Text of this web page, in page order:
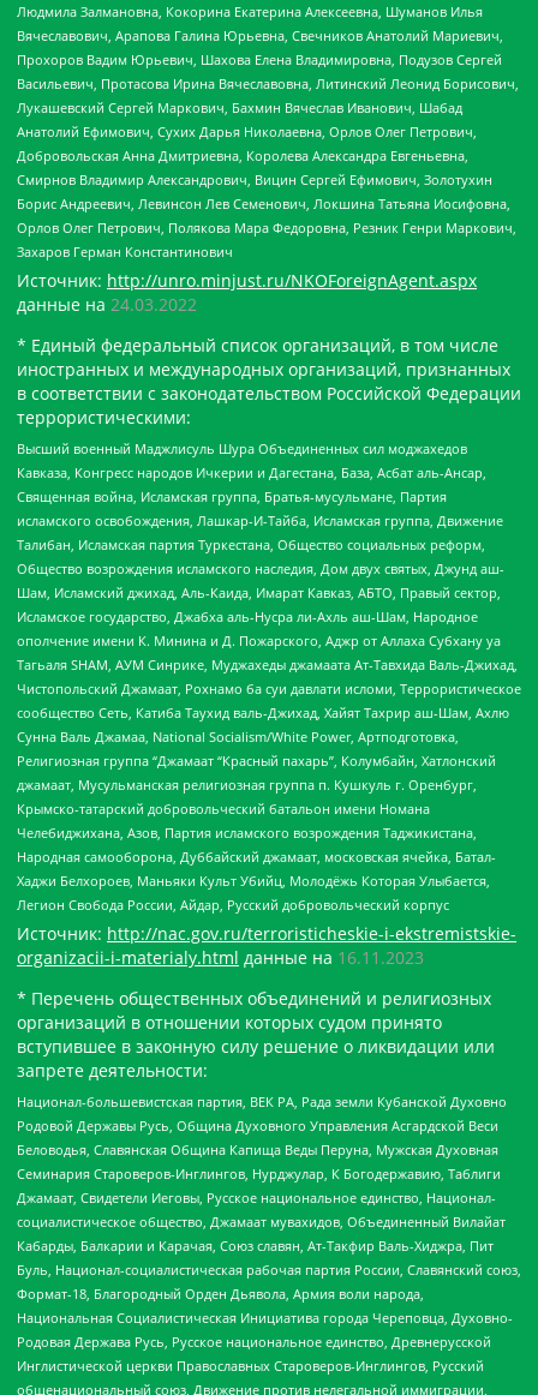
Людмила Залмановна, Кокорина Екатерина Алексеевна, Шуманов Илья
Вячеславович, Арапова Галина Юрьевна, Свечников Анатолий Мариевич,
Прохоров Вадим Юрьевич, Шахова Елена Владимировна, Подузов Сергей
Васильевич, Протасова Ирина Вячеславовна, Литинский Леонид Борисович,
Лукашевский Сергей Маркович, Бахмин Вячеслав Иванович, Шабад
Анатолий Ефимович, Сухих Дарья Николаевна, Орлов Олег Петрович,
Добровольская Анна Дмитриевна, Королева Александра Евгеньевна,
Смирнов Владимир Александрович, Вицин Сергей Ефимович, Золотухин
Борис Андреевич, Левинсон Лев Семенович, Локшина Татьяна Иосифовна,
Орлов Олег Петрович, Полякова Мара Федоровна, Резник Генри Маркович,
Захаров Герман Константинович
Источник: http://unro.minjust.ru/NKOForeignAgent.aspx
данные на 24.03.2022
* Единый федеральный список организаций, в том числе
иностранных и международных организаций, признанных
в соответствии с законодательством Российской Федерации
террористическими:
Высший военный Маджлисуль Шура Объединенных сил моджахедов
Кавказа, Конгресс народов Ичкерии и Дагестана, База, Асбат аль-Ансар,
Священная война, Исламская группа, Братья-мусульмане, Партия
исламского освобождения, Лашкар-И-Тайба, Исламская группа, Движение
Талибан, Исламская партия Туркестана, Общество социальных реформ,
Общество возрождения исламского наследия, Дом двух святых, Джунд аш-
Шам, Исламский джихад, Аль-Каида, Имарат Кавказ, АБТО, Правый сектор,
Исламское государство, Джабха аль-Нусра ли-Ахль аш-Шам, Народное
ополчение имени К. Минина и Д. Пожарского, Аджр от Аллаха Субхану уа
Тагьаля SHAM, АУМ Синрике, Муджахеды джамаата Ат-Тавхида Валь-Джихад,
Чистопольский Джамаат, Рохнамо ба суи давлати исломи, Террористическое
сообщество Сеть, Катиба Таухид валь-Джихад, Хайят Тахрир аш-Шам, Ахлю
Сунна Валь Джамаа, National Socialism/White Power, Артподготовка,
Религиозная группа “Джамаат “Красный пахарь”, Колумбайн, Хатлонский
джамаат, Мусульманская религиозная группа п. Кушкуль г. Оренбург,
Крымско-татарский добровольческий батальон имени Номана
Челебиджихана, Азов, Партия исламского возрождения Таджикистана,
Народная самооборона, Дуббайский джамаат, московская ячейка, Батал-
Хаджи Белхороев, Маньяки Культ Убийц, Молодёжь Которая Улыбается,
Легион Свобода России, Айдар, Русский добровольческий корпус
Источник: http://nac.gov.ru/terroristicheskie-i-ekstremistskie-
organizacii-i-materialy.html данные на 16.11.2023
* Перечень общественных объединений и религиозных
организаций в отношении которых судом принято
вступившее в законную силу решение о ликвидации или
запрете деятельности:
Национал-большевистская партия, ВЕК РА, Рада земли Кубанской Духовно
Родовой Державы Русь, Община Духовного Управления Асгардской Веси
Беловодья, Славянская Община Капища Веды Перуна, Мужская Духовная
Семинария Староверов-Инглингов, Нурджулар, К Богодержавию, Таблиги
Джамаат, Свидетели Иеговы, Русское национальное единство, Национал-
социалистическое общество, Джамаат мувахидов, Объединенный Вилайат
Кабарды, Балкарии и Карачая, Союз славян, Ат-Такфир Валь-Хиджра, Пит
Буль, Национал-социалистическая рабочая партия России, Славянский союз,
Формат-18, Благородный Орден Дьявола, Армия воли народа,
Национальная Социалистическая Инициатива города Череповца, Духовно-
Родовая Держава Русь, Русское национальное единство, Древнерусской
Инглистической церкви Православных Староверов-Инглингов, Русский
общенациональный союз, Движение против нелегальной иммиграции,